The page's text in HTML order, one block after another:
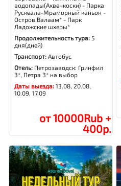
водопады(Ахвенкоски) - Парка
Рускеала-Мраморный каньон -
Остров Валаам* - Парк
Ладожские шхеры*
Продолжительность тура: 5
дня(дней)
Транспорт:Автобус
Отель: Петрозаводск: Гринфил
3*, Петра 3* на выбор
Даты выезда:13.08, 20.08,
10.09, 17.09
от 10000Rub +
400р.